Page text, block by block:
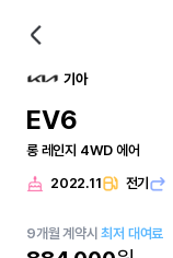
기아
EV6
롱 레인지 4WD 에어
2022.11 전기
9개월 계약시최저 대여료